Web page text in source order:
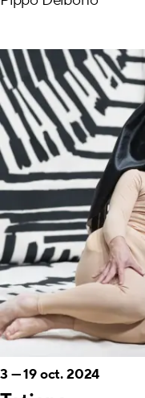
3 —19 oct. 2024